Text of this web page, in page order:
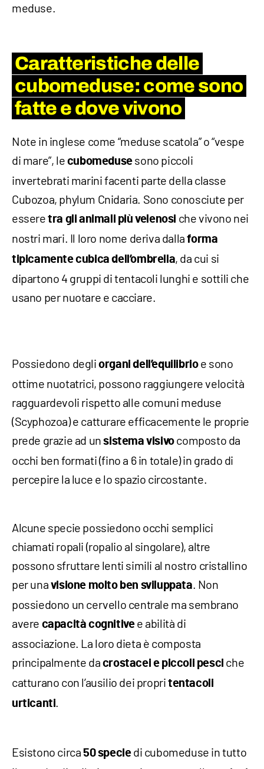
meduse.
Caratteristiche delle
cubomeduse: come sono
fatte e dove vivono
Note in inglese come “meduse scatola” o “vespe
di mare”, le cubomedusesono piccoli
invertebrati marini facenti parte della classe
Cubozoa, phylum Cnidaria. Sono conosciute per
essere tra gli animali più velenosi che vivono nei
nostri mari. Il loro nome deriva dallaforma
tipicamente cubica dell’ombrella, da cui si
dipartono 4 gruppi di tentacoli lunghi e sottili che
usano per nuotare e cacciare.
Possiedono degliorgani dell’equilibrioe sono
ottime nuotatrici, possono raggiungere velocità
ragguardevoli rispetto alle comuni meduse
(Scyphozoa) e catturare efficacemente le proprie
prede grazie ad unsistema visivocomposto da
occhi ben formati (fino a 6 in totale) in grado di
percepire la luce e lo spazio circostante.
Alcune specie possiedono occhi semplici
chiamati ropali (ropalio al singolare), altre
possono sfruttare lenti simili al nostro cristallino
per una visione molto ben sviluppata. Non
possiedono un cervello centrale ma sembrano
avere capacità cognitivee abilità di
associazione. La loro dieta è composta
principalmente da crostacei e piccoli pesci che
catturano con l’ausilio dei propritentacoli
urticanti.
Esistono circa 50 speciedi cubomeduse in tutto